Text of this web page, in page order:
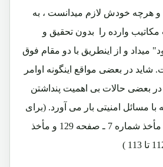
و هرچه خودش لازم میدانست ، به
مکاتیب وارده را بدون تحقیق و
میداد و از اینطریق با دو مقام فوق
در بعضی مواقع اینگونه اوامر
بعضی حالات بی اهمیت پنداشتن
مسائل امنیتی بار می آورد. (برای
شرح مزید دیده شود: مأخذ شماره 7 ـ صفحه 129 و مأخذ